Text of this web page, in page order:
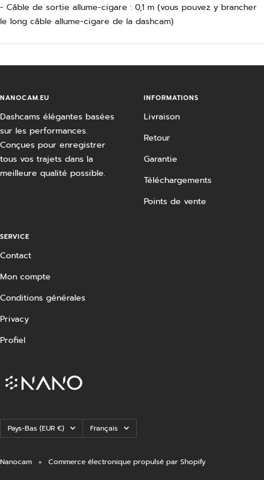
- Câble de sortie allume-cigare : 0,1 m (vous pouvez y brancher
le long câble allume-cigare de la dashcam)
NANOCAM.EU
Dashcams élégantes basées
sur les performances.
Conçues pour enregistrer
tous vos trajets dans la
meilleure qualité possible.
INFORMATIONS
Livraison
Retour
Garantie
Téléchargements
Points de vente
SERVICE
Contact
Mon compte
Conditions générales
Privacy
Profiel
Pays/région
Pays-Bas (EUR €) Langue
Français
Nanocam Commerce électronique propulsé par Shopify